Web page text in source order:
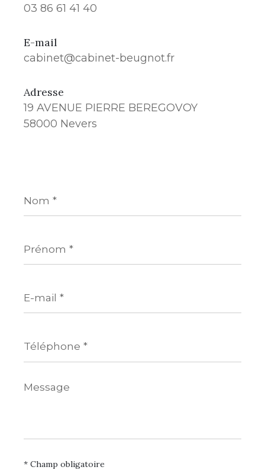
03 86 61 41 40
E-mail
cabinet@cabinet-beugnot.fr
Adresse
19 AVENUE PIERRE BEREGOVOY
58000 Nevers
*
*
mail
*
*
Message
*
* Champ obligatoire